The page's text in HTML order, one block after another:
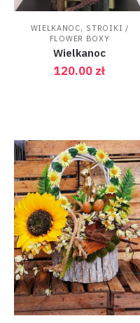
WIELKANOC, STROIKI /
FLOWER BOXY
Wielkanoc
120.00 zł